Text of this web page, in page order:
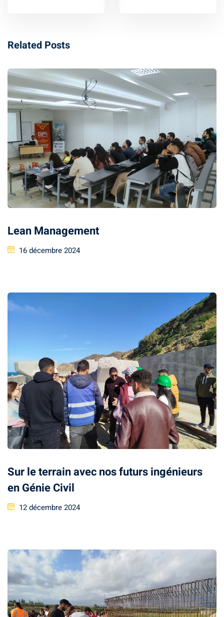
PFE
& intervention
Related Posts
Lean Management
16 décembre 2024
Sur le terrain avec nos futurs ingénieurs
en Génie Civil
12 décembre 2024